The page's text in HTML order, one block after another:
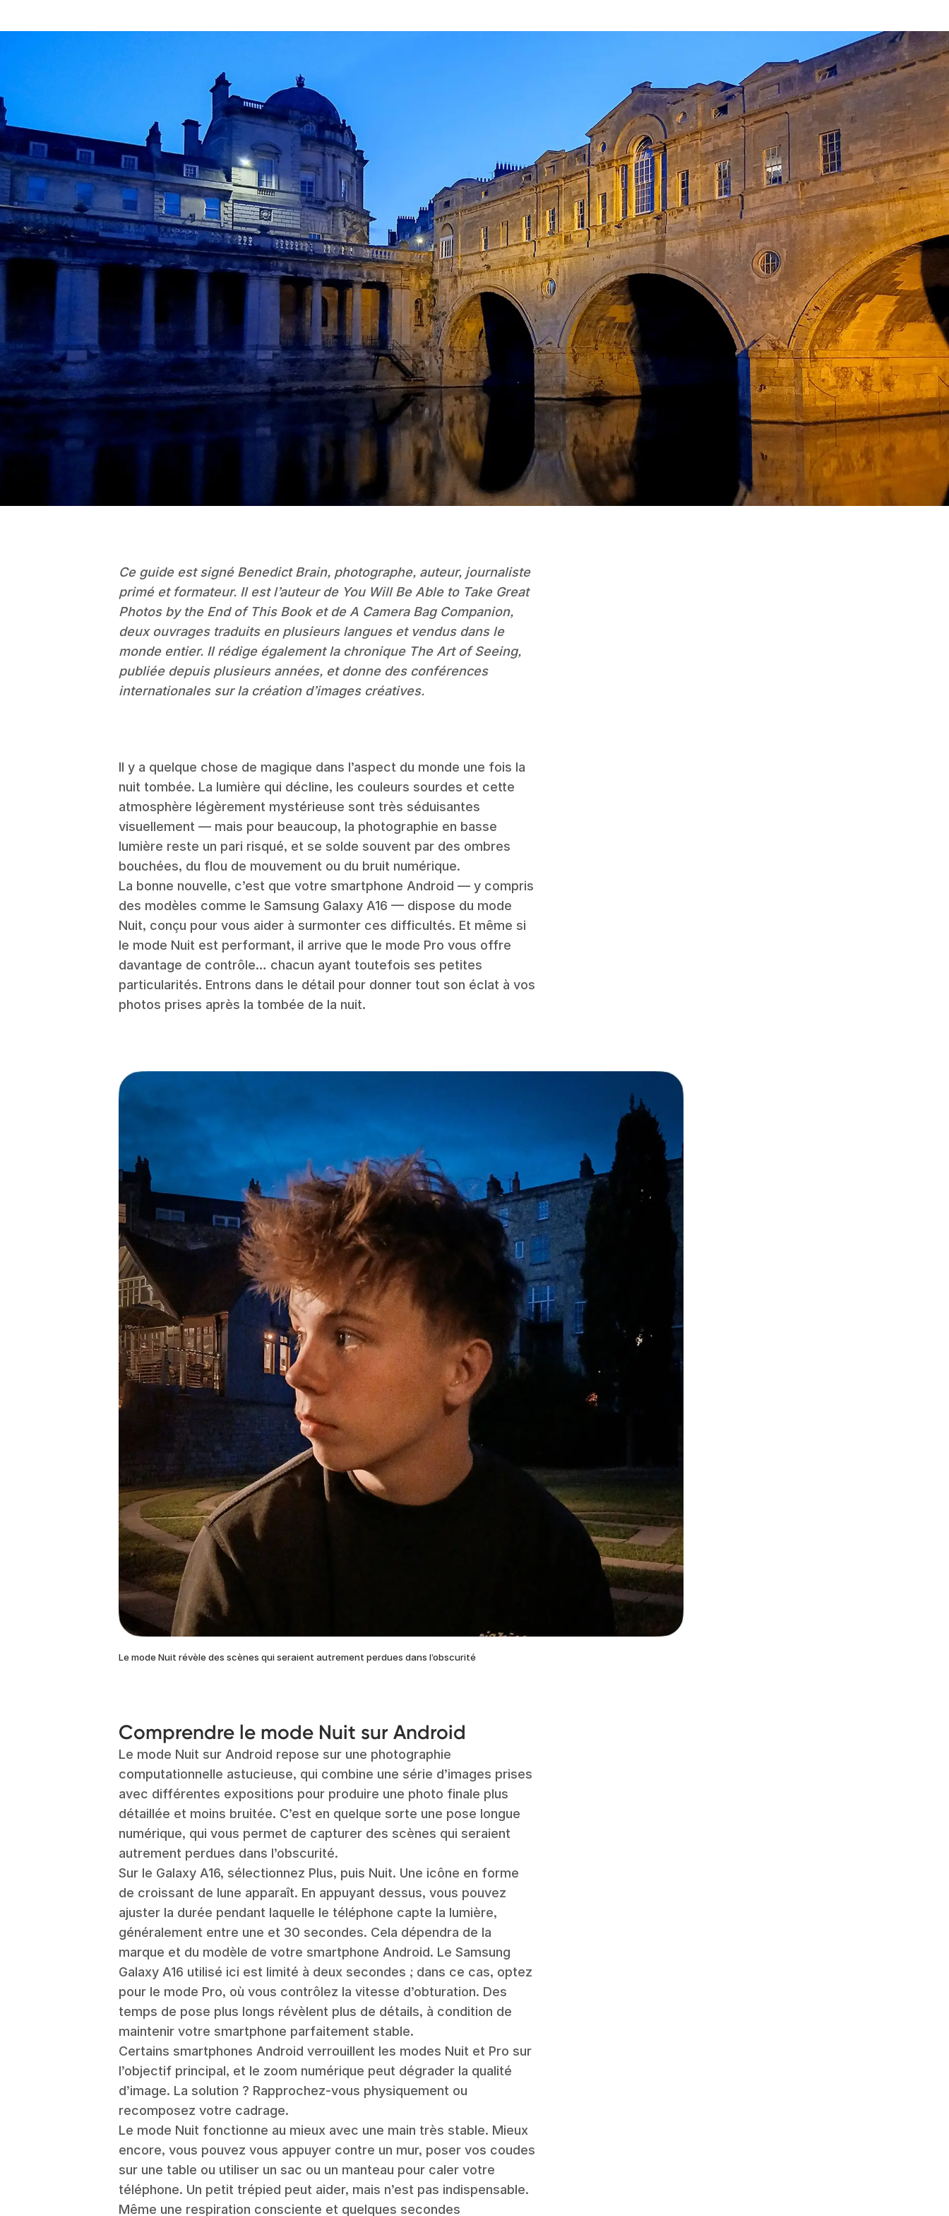
Ce guide est signé Benedict Brain, photographe, auteur, journaliste
primé et formateur. Il est l’auteur de You Will Be Able to Take Great
Photos by the End of This Book et de A Camera Bag Companion,
deux ouvrages traduits en plusieurs langues et vendus dans le
monde entier. Il rédige également la chronique The Art of Seeing,
publiée depuis plusieurs années, et donne des conférences
internationales sur la création d’images créatives.
Il y a quelque chose de magique dans l’aspect du monde une fois la
nuit tombée. La lumière qui décline, les couleurs sourdes et cette
atmosphère légèrement mystérieuse sont très séduisantes
visuellement — mais pour beaucoup, la photographie en basse
lumière reste un pari risqué, et se solde souvent par des ombres
bouchées, du flou de mouvement ou du bruit numérique.
La bonne nouvelle, c’est que votre smartphone Android — y compris
des modèles comme le Samsung Galaxy A16 — dispose du mode
Nuit, conçu pour vous aider à surmonter ces difficultés. Et même si
le mode Nuit est performant, il arrive que le mode Pro vous offre
davantage de contrôle… chacun ayant toutefois ses petites
particularités. Entrons dans le détail pour donner tout son éclat à vos
photos prises après la tombée de la nuit.
Le mode Nuit révèle des scènes qui seraient autrement perdues dans l’obscurité
Comprendre le mode Nuit sur Android
Le mode Nuit sur Android repose sur une photographie
computationnelle astucieuse, qui combine une série d’images prises
avec différentes expositions pour produire une photo finale plus
détaillée et moins bruitée. C’est en quelque sorte une pose longue
numérique, qui vous permet de capturer des scènes qui seraient
autrement perdues dans l’obscurité.
Sur le Galaxy A16, sélectionnez Plus, puis Nuit. Une icône en forme
de croissant de lune apparaît. En appuyant dessus, vous pouvez
ajuster la durée pendant laquelle le téléphone capte la lumière,
généralement entre une et 30 secondes. Cela dépendra de la
marque et du modèle de votre smartphone Android. Le Samsung
Galaxy A16 utilisé ici est limité à deux secondes ; dans ce cas, optez
pour le mode Pro, où vous contrôlez la vitesse d’obturation. Des
temps de pose plus longs révèlent plus de détails, à condition de
maintenir votre smartphone parfaitement stable.
Certains smartphones Android verrouillent les modes Nuit et Pro sur
l’objectif principal, et le zoom numérique peut dégrader la qualité
d’image. La solution ? Rapprochez-vous physiquement ou
recomposez votre cadrage.
Le mode Nuit fonctionne au mieux avec une main très stable. Mieux
encore, vous pouvez vous appuyer contre un mur, poser vos coudes
sur une table ou utiliser un sac ou un manteau pour caler votre
téléphone. Un petit trépied peut aider, mais n’est pas indispensable.
Même une respiration consciente et quelques secondes